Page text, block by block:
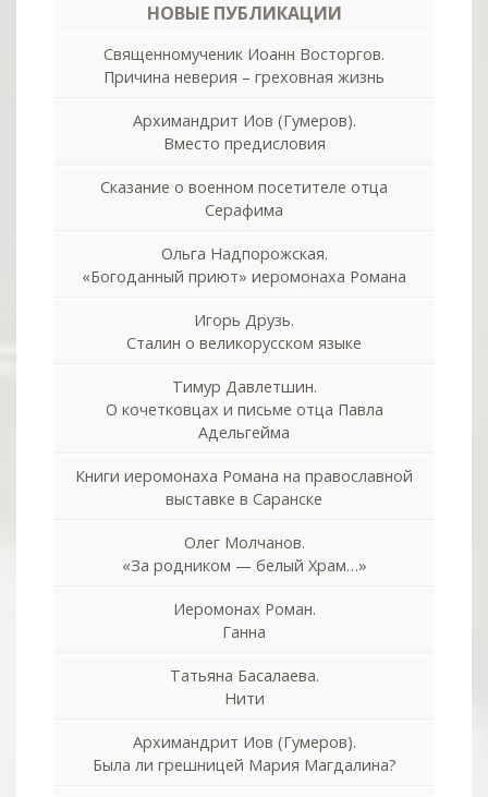
НОВЫЕ ПУБЛИКАЦИИ
Священномученик Иоанн Восторгов.
Причина неверия – греховная жизнь
Архимандрит Иов (Гумеров).
Вместо предисловия
Сказание о военном посетителе отца
Серафима
Ольга Надпорожская.
«Богоданный приют» иеромонаха Романа
Игорь Друзь.
Сталин о великорусском языке
Тимур Давлетшин.
О кочетковцах и письме отца Павла
Адельгейма
Книги иеромонаха Романа на православной
выставке в Саранске
Олег Молчанов.
«За родником — белый Храм…»
Иеромонах Роман.
Ганна
Татьяна Басалаева.
Нити
Архимандрит Иов (Гумеров).
Была ли грешницей Мария Магдалина?